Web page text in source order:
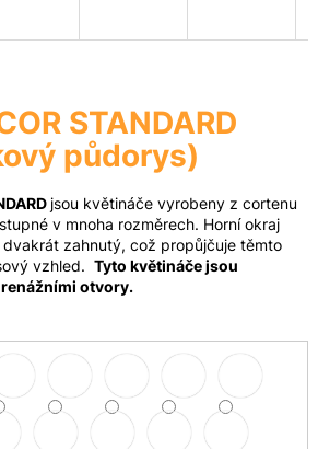
STANDARD
půdorys)
jsou květináče vyrobeny z cortenu
v mnoha rozměrech. Horní okraj
zahnutý, což propůjčuje těmto
vzhled. Tyto květináče jsou
otvory.
Hledat